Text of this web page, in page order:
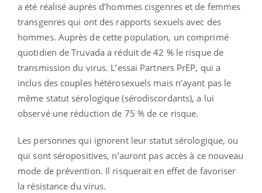
a été réalisé auprès d’hommes cisgenres et de femmes
transgenres qui ont des rapports sexuels avec des
hommes. Auprès de cette population, un comprimé
quotidien de Truvada a réduit de 42 % le risque de
transmission du virus. L’essai Partners PrEP, qui a
inclus des couples hétérosexuels mais n’ayant pas le
même statut sérologique (sérodiscordants), a lui
observé une réduction de 75 % de ce risque.
Les personnes qui ignorent leur statut sérologique, ou
qui sont séropositives, n’auront pas accès à ce nouveau
mode de prévention. Il risquerait en effet de favoriser
la résistance du virus.